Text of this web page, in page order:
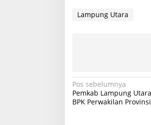
Lampung Utara
N
a
Pos sebelumnya
Pemkab Lampung
BPK Perwakilan